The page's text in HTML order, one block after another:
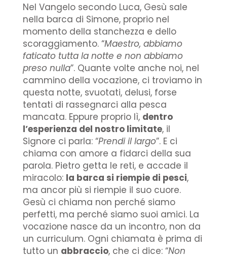
Nel Vangelo secondo Luca, Gesù sale
nella barca di Simone, proprio nel
momento della stanchezza e dello
scoraggiamento. “Maestro, abbiamo
faticato tutta la notte e non abbiamo
preso nulla”. Quante volte anche noi, nel
cammino della vocazione, ci troviamo in
questa notte, svuotati, delusi, forse
tentati di rassegnarci alla pesca
mancata. Eppure proprio lì, dentro
l’esperienza del nostro limitate, il
Signore ci parla: “Prendi il largo”. E ci
chiama con amore a fidarci della sua
parola. Pietro getta le reti, e accade il
miracolo: la barca si riempie di pesci,
ma ancor più si riempie il suo cuore.
Gesù ci chiama non perché siamo
perfetti, ma perché siamo suoi amici. La
vocazione nasce da un incontro, non da
un curriculum. Ogni chiamata è prima di
tutto un abbraccio, che ci dice: “Non